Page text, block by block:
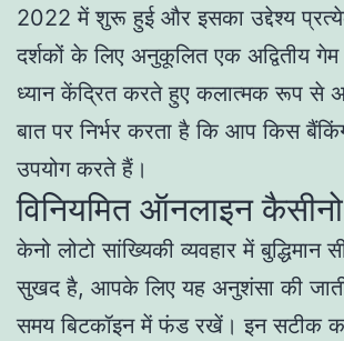
2022 में शुरू हुई और इसका उद्देश्य
दर्शकों के लिए अनुकूलित एक अद्वितीय
ध्यान केंद्रित करते हुए कलात्मक रूप से
बात पर निर्भर करता है कि आप किस
उपयोग करते हैं।
विनियमित ऑनलाइन कैसीनो
केनो लोटो सांख्यिकी व्यवहार में बुद्धिमान
सुखद है, आपके लिए यह अनुशंसा की
समय बिटकॉइन में फंड रखें। इन सटीक